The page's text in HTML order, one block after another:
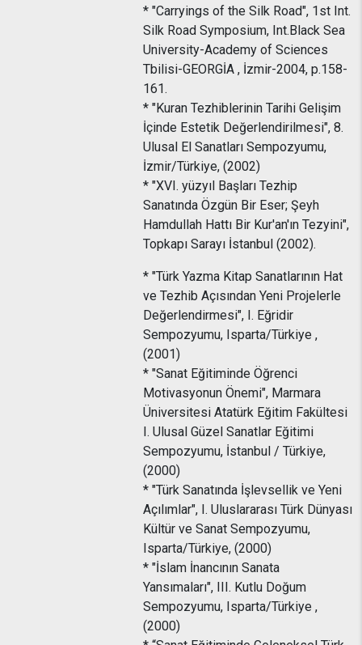
* "Carryings of the Silk Road", 1st Int.
Silk Road Symposium, Int.Black Sea
University-Academy of Sciences
Tbilisi-GEORGİA , İzmir-2004, p.158-
161.
* "Kuran Tezhiblerinin Tarihi Gelişim
İçinde Estetik Değerlendirilmesi", 8.
Ulusal El Sanatları Sempozyumu,
İzmir/Türkiye, (2002)
* "XVI. yüzyıl Başları Tezhip
Sanatında Özgün Bir Eser; Şeyh
Hamdullah Hattı Bir Kur'an'ın Tezyini",
Topkapı Sarayı İstanbul (2002).
* "Türk Yazma Kitap Sanatlarının Hat
ve Tezhib Açısından Yeni Projelerle
Değerlendirmesi", I. Eğridir
Sempozyumu, Isparta/Türkiye ,
(2001)
* "Sanat Eğitiminde Öğrenci
Motivasyonun Önemi", Marmara
Üniversitesi Atatürk Eğitim Fakültesi
I. Ulusal Güzel Sanatlar Eğitimi
Sempozyumu, İstanbul / Türkiye,
(2000)
* "Türk Sanatında İşlevsellik ve Yeni
Açılımlar", I. Uluslararası Türk Dünyası
Kültür ve Sanat Sempozyumu,
Isparta/Türkiye, (2000)
* "İslam İnancının Sanata
Yansımaları", III. Kutlu Doğum
Sempozyumu, Isparta/Türkiye ,
(2000)